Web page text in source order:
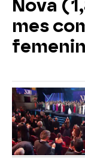
Nova
mes